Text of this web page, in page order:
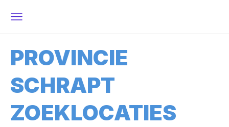
PROVINCIE
SCHRAPT
ZOEKLOCATIES